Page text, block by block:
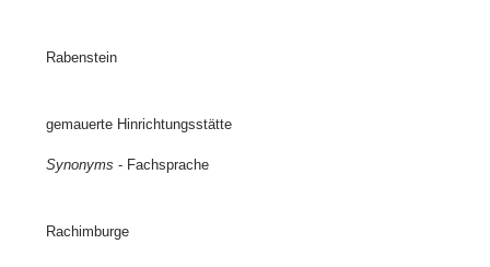
Rabenstein
gemauerte Hinrichtungsstätte
Synonyms - Fachsprache
Rachimburge